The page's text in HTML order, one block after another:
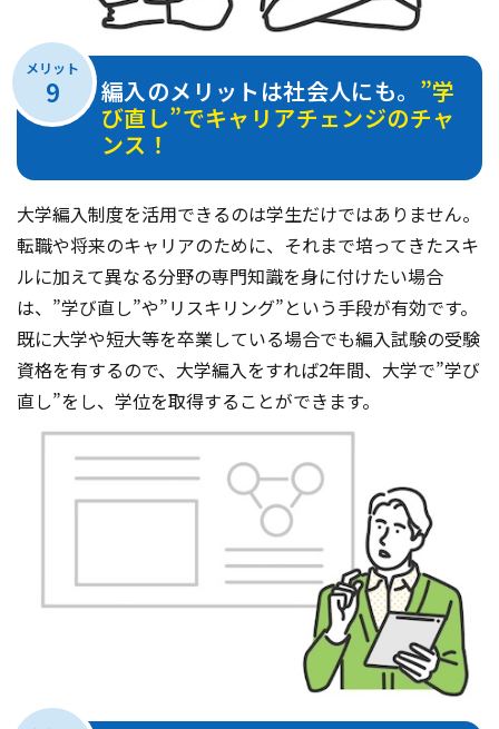
メリット
9 編入のメリットは社会人にも。 ”学
び直し”でキャリアチェンジのチャ
ンス！
大学編入制度を活用できるのは学生だけではありません。
転職や将来のキャリアのために、それまで培ってきたスキ
ルに加えて異なる分野の専門知識を身に付けたい場合
は、”学び直し”や”リスキリング”という手段が有効です。
既に大学や短大等を卒業している場合でも編入試験の受験
資格を有するので、大学編入をすれば2年間、大学で”学び
直し”をし、学位を取得することができます。